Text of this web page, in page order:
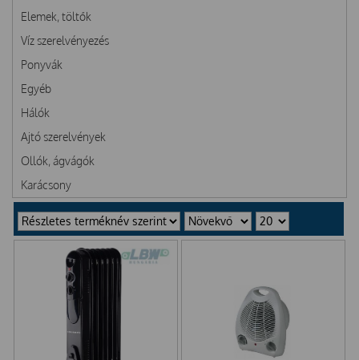
Elemek, töltők
Víz szerelvényezés
Ponyvák
Egyéb
Hálók
Ajtó szerelvények
Ollók, ágvágók
Karácsony